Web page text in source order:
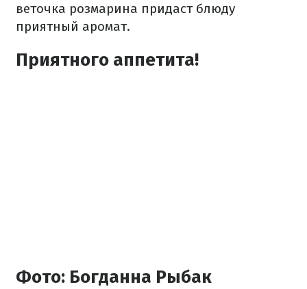
веточка розмарина придаст блюду
приятный аромат.
Приятного аппетита!
Фото: Богданна Рыбак